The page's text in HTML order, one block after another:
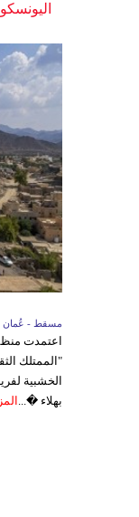
مسقط - عُمان
اعتمدت
"الممتلك
الخشبية
بهلاء �...